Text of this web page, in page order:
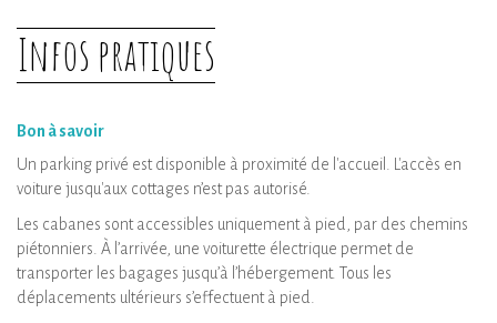
Infos pratiques
Bon à savoir
Un parking privé est disponible à proximité de l'accueil. L'accès en
voiture jusqu'aux cottages n’est pas autorisé.
Les cabanes sont accessibles uniquement à pied, par des chemins
piétonniers. À l’arrivée, une voiturette électrique permet de
transporter les bagages jusqu’à l’hébergement. Tous les
déplacements ultérieurs s’effectuent à pied.